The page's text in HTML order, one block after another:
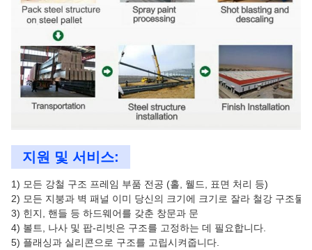
지원 및 서비스:
1) 모든 강철 구조 프레임 부품 전공 (홀, 웰드, 표면 처리 등)
2) 모든 지붕과 벽 패널 이미 당신의 크기에 크기로 잘라 철강 구조물
3) 힌지, 핸들 등 하드웨어를 갖춘 창문과 문
4) 볼트, 나사 및 팝-리빗은 구조를 고정하는 데 필요합니다.
5) 플래싱과 실리콘으로 구조를 고립시켜줍니다.